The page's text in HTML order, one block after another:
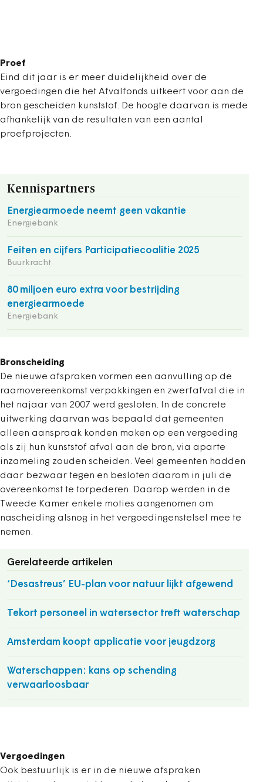
Proef
Eind dit jaar is er meer duidelijkheid over de
vergoedingen die het Afvalfonds uitkeert voor aan de
bron gescheiden kunststof. De hoogte daarvan is mede
afhankelijk van de resultaten van een aantal
proefprojecten.
Kennispartners
Energiearmoede neemt geen vakantie
Energiebank
Feiten en cijfers Participatiecoalitie 2025
Buurkracht
80 miljoen euro extra voor bestrijding
energiearmoede
Energiebank
Bronscheiding
De nieuwe afspraken vormen een aanvulling op de
raamovereenkomst verpakkingen en zwerfafval die in
het najaar van 2007 werd gesloten. In de concrete
uitwerking daarvan was bepaald dat gemeenten
alleen aanspraak konden maken op een vergoeding
als zij hun kunststof afval aan de bron, via aparte
inzameling zouden scheiden. Veel gemeenten hadden
daar bezwaar tegen en besloten daarom in juli de
overeenkomst te torpederen. Daarop werden in de
Tweede Kamer enkele moties aangenomen om
nascheiding alsnog in het vergoedingenstelsel mee te
nemen.
Gerelateerde artikelen
‘Desastreus’ EU-plan voor natuur lijkt afgewend
Tekort personeel in watersector treft waterschap
Amsterdam koopt applicatie voor jeugdzorg
Waterschappen: kans op schending
verwaarloosbaar
Vergoedingen
Ook bestuurlijk is er in de nieuwe afspraken